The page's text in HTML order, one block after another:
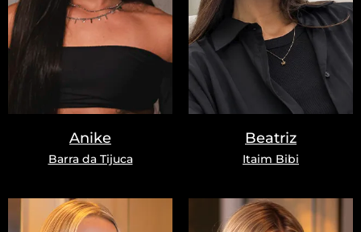
Anike
Barra da Tijuca
Beatriz
Itaim Bibi